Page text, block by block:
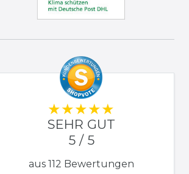
SEHR GUT
5 / 5
aus 112 Bewertungen